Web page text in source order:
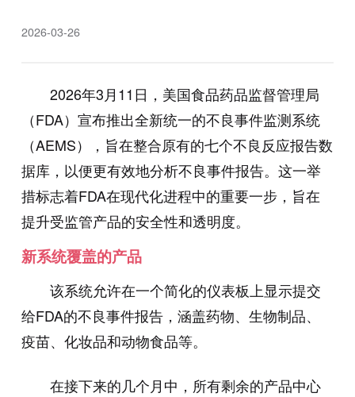
2026-03-26
2026年3月11日，美国食品药品监督管理局
（FDA）宣布推出全新统一的不良事件监测系统
（AEMS），旨在整合原有的七个不良反应报告数
据库，以便更有效地分析不良事件报告。这一举
措标志着FDA在现代化进程中的重要一步，旨在
提升受监管产品的安全性和透明度。
新系统覆盖的产品
该系统允许在一个简化的仪表板上显示提交
给FDA的不良事件报告，涵盖药物、生物制品、
疫苗、化妆品和动物食品等。
在接下来的几个月中，所有剩余的产品中心